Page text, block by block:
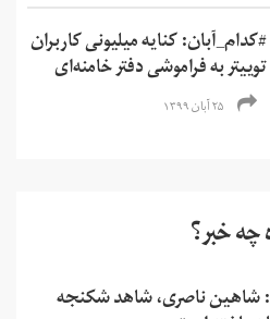
#کدام‌_آبان:‌ کنایه میلیونی کاربران
توییتر به فراموشی دفتر خامنه‌ای
۲۵ آبان ۱۳۹۹
چه خبر؟
شاهین ناصری، شاهد شکنجه